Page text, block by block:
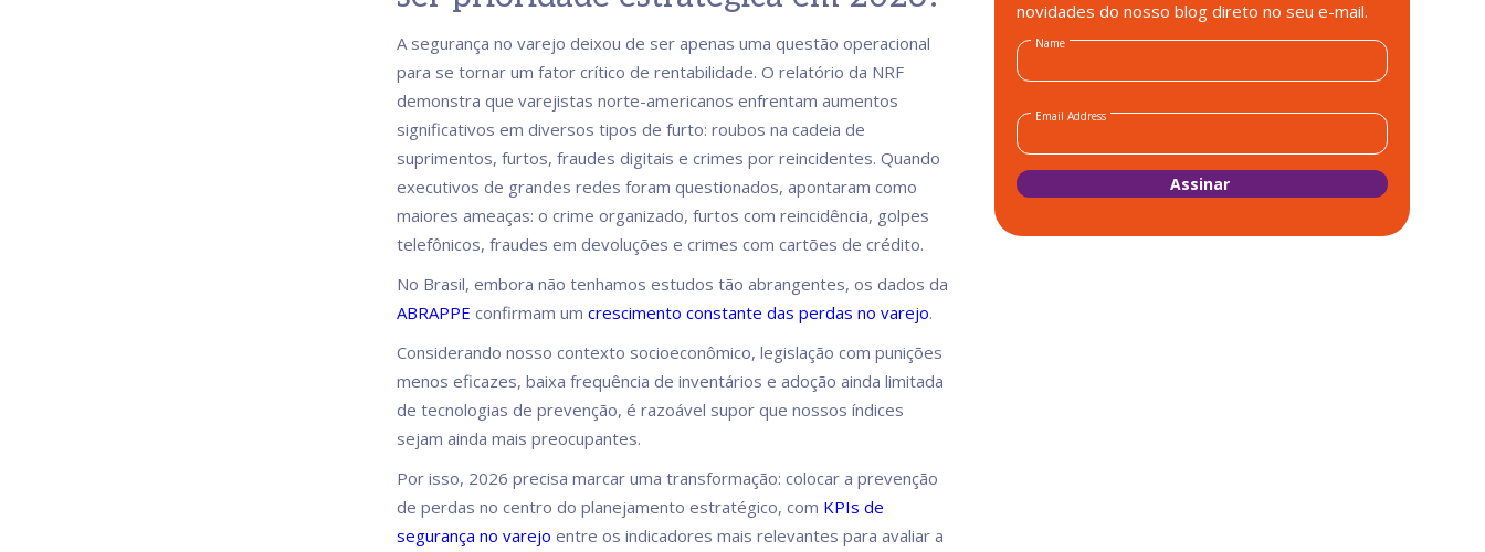
A segurança no varejo deixou de ser apenas uma questão operacional
para se tornar um fator crítico de rentabilidade. O relatório da NRF
demonstra que varejistas norte-americanos enfrentam aumentos
significativos em diversos tipos de furto: roubos na cadeia de
suprimentos, furtos, fraudes digitais e crimes por reincidentes. Quando
executivos de grandes redes foram questionados, apontaram como
maiores ameaças: o crime organizado, furtos com reincidência, golpes
telefônicos, fraudes em devoluções e crimes com cartões de crédito.
No Brasil, embora não tenhamos estudos tão abrangentes, os dados da
ABRAPPE confirmam um crescimento constante das perdas no varejo.
Considerando nosso contexto socioeconômico, legislação com punições
menos eficazes, baixa frequência de inventários e adoção ainda limitada
de tecnologias de prevenção, é razoável supor que nossos índices
sejam ainda mais preocupantes.
Por isso, 2026 precisa marcar uma transformação: colocar a prevenção
de perdas no centro do planejamento estratégico, com KPIs de
segurança no varejo entre os indicadores mais relevantes para avaliar a
novidades do nosso blog direto no seu e-mail.
Name
Email Address